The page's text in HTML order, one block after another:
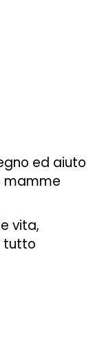
ed aiuto
mamme
vita,
tutto